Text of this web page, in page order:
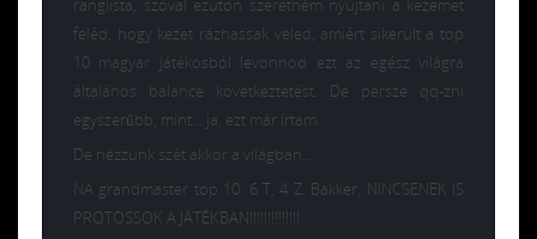
ranglista, szóval ezúton szeretném nyújtani a kezemet
feléd, hogy kezet rázhassak veled, amiért sikerült a top
10 magyar játékosból levonnod ezt az egész világra
általános balance következtetést. De persze qq-zni
egyszerűbb, mint… ja, ezt már írtam.
De nézzünk szét akkor a világban….
NA grandmaster top 10: 6 T, 4 Z. Bakker, NINCSENEK IS
PROTOSSOK A JÁTÉKBAN!!!!!!!!!!!!!!